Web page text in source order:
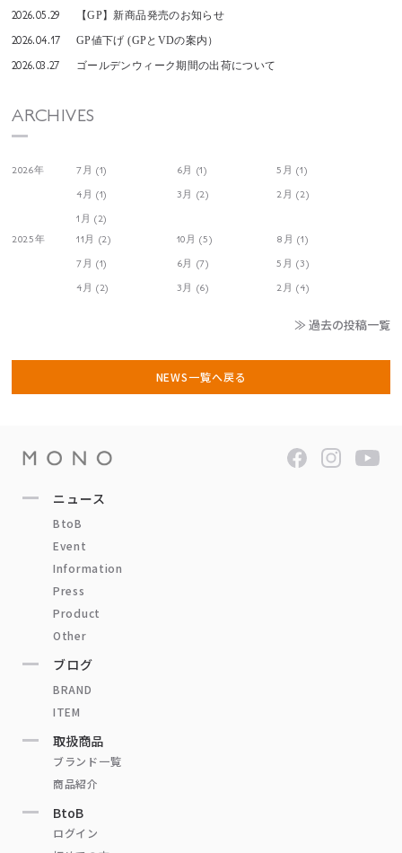
2026.05.29 【GP】新商品発売のお知らせ
2026.04.17 GP値下げ (GPとVDの案内）
2026.03.27 ゴールデンウィーク期間の出荷について
ARCHIVES
2026年 7月 (1) 6月 (1)
5月 (1)
4月 (1)
3月 (2)
2月 (2)
1月 (2)
2025年
11月 (2) 10月 (5)
8月 (1)
7月 (1)
6月 (7)
5月 (3)
4月 (2)
3月 (6) 2月 (4)
≫ 過去の投稿一覧
NEWS一覧へ戻る
ニュース
BtoB
Event
Information
Press
Product
Other
ブログ
BRAND
ITEM
取扱商品
ブランド一覧
商品紹介
BtoB
ログイン